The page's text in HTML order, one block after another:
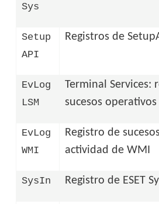
Sys
Setup
API
Registros de
EvLog
LSM
Terminal Services:
sucesos operativos
EvLog
WMI
Registro de
actividad de WMI
SysIn Registro de ESET